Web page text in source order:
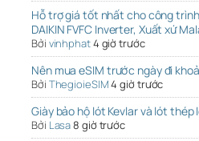
Hỗ trợ giá tốt nhất cho công
DAIKIN FVFC Inverter, Xuất xứ
Bởi vinhphat4 giờ trước
Nên mua eSIM trước ngày đi
Bởi ThegioieSIM4 giờ trước
Giày bảo hộ lót Kevlar và lót thép
Bởi Lasa8 giờ trước